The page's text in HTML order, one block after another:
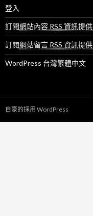
登入
訂閱網站內容 RSS 資訊提供
訂閱網站留言 RSS 資訊提供
WordPress 台灣繁體中文
自豪的採用 WordPress